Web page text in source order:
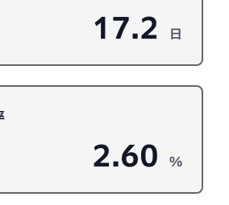
17.2 日
2.60 %